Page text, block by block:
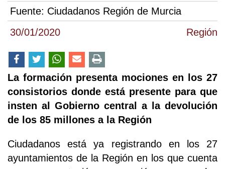
30/01/2020 Región
Fuente: Ciudadanos Región de Murcia
La formación presenta mociones en los 27
consistorios donde está presente para que
insten al Gobierno central a la devolución
de los 85 millones a la Región
Ciudadanos está ya registrando en los 27
ayuntamientos de la Región en los que cuenta